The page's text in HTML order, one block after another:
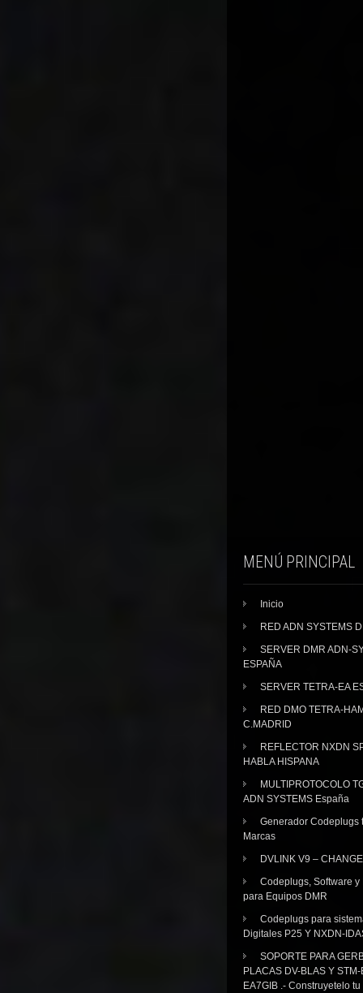
MENÚ PRINCIPAL
Inicio
RED ADN SYSTEMS
SERVER DMR ADN-
ESPAÑA
SERVER TETRA-EA
RED DMO TETRA-
C.MADRID
REFLECTOR NXDN
HABLA HISPANA
MULTIPROTOCOLO
ADN SYSTEMS España
Generador Codeplugs
Marcas
DVLINK V9 –
Codeplugs, Software y
para Equipos DMR
Codeplugs para
Digitales P25 Y NXDN-
SOPORTE PARA
PLACAS DV-BLAS Y
EA7GIB .- Construyetelo